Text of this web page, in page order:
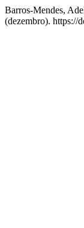
Barros-Mendes,
(dezembro). https://